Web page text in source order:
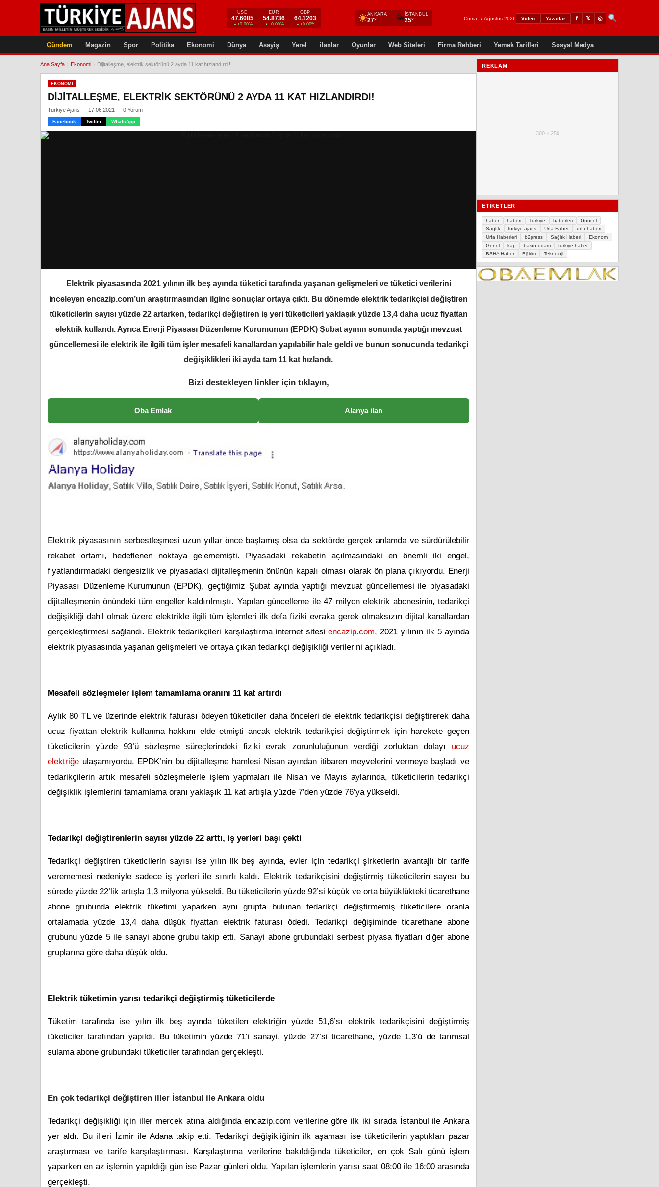
USD
47.6085
▲+0.00%
EUR
54.8736
▲+0.00%
GBP
64.1203
▲+0.00%
ANKARA
27° 🌤 İSTANBUL
25° Cuma, 7 Ağustos 2026 Video Yazarlar f 𝕏 ◎
Gündem Magazin Spor Politika Ekonomi Dünya Asayiş Yerel ilanlar Oyunlar Web Siteleri Firma Rehberi Yemek Tarifleri Sosyal Medya
Ana Sayfa Ekonomi Dijitalleşme, elektrik sektörünü 2 ayda 11 kat hızlandırdı!
EKONOMI
DIJITALLEŞME, ELEKTRIK SEKTÖRÜNÜ 2 AYDA 11 KAT HIZLANDIRDI!
Türkiye Ajans 17.06.2021 0 Yorum
Facebook Twitter WhatsApp
Elektrik piyasasında 2021 yılının ilk beş ayında tüketici tarafında yaşanan gelişmeleri ve tüketici verilerini
inceleyen encazip.com’un araştırmasından ilginç sonuçlar ortaya çıktı. Bu dönemde elektrik tedarikçisi değiştiren
tüketicilerin sayısı yüzde 22 artarken, tedarikçi değiştiren iş yeri tüketicileri yaklaşık yüzde 13,4 daha ucuz fiyattan
elektrik kullandı. Ayrıca Enerji Piyasası Düzenleme Kurumunun (EPDK) Şubat ayının sonunda yaptığı mevzuat
güncellemesi ile elektrik ile ilgili tüm işler mesafeli kanallardan yapılabilir hale geldi ve bunun sonucunda tedarikçi
değişiklikleri iki ayda tam 11 kat hızlandı.
Bizi destekleyen linkler için tıklayın,
Oba Emlak Alanya ilan
Elektrik piyasasının serbestleşmesi uzun yıllar önce başlamış olsa da sektörde gerçek anlamda ve sürdürülebilir
rekabet ortamı, hedeflenen noktaya gelememişti. Piyasadaki rekabetin açılmasındaki en önemli iki engel,
fiyatlandırmadaki dengesizlik ve piyasadaki dijitalleşmenin önünün kapalı olması olarak ön plana çıkıyordu. Enerji
Piyasası Düzenleme Kurumunun (EPDK), geçtiğimiz Şubat ayında yaptığı mevzuat güncellemesi ile piyasadaki
dijitalleşmenin önündeki tüm engeller kaldırılmıştı. Yapılan güncelleme ile 47 milyon elektrik abonesinin, tedarikçi
değişikliği dahil olmak üzere elektrikle ilgili tüm işlemleri ilk defa fiziki evraka gerek olmaksızın dijital kanallardan
gerçekleştirmesi sağlandı. Elektrik tedarikçileri karşılaştırma internet sitesiencazip.com, 2021 yılının ilk 5 ayında
elektrik piyasasında yaşanan gelişmeleri ve ortaya çıkan tedarikçi değişikliği verilerini açıkladı.
Mesafeli sözleşmeler işlem tamamlama oranını 11 kat artırdı
Aylık 80 TL ve üzerinde elektrik faturası ödeyen tüketiciler daha önceleri de elektrik tedarikçisi değiştirerek daha
ucuz fiyattan elektrik kullanma hakkını elde etmişti ancak elektrik tedarikçisi değiştirmek için harekete geçen
tüketicilerin yüzde 93’ü sözleşme süreçlerindeki fiziki evrak zorunluluğunun verdiği zorluktan dolayı ucuz
elektriğe ulaşamıyordu. EPDK’nin bu dijitalleşme hamlesi Nisan ayından itibaren meyvelerini vermeye başladı ve
tedarikçilerin artık mesafeli sözleşmelerle işlem yapmaları ile Nisan ve Mayıs aylarında, tüketicilerin tedarikçi
değişiklik işlemlerini tamamlama oranı yaklaşık 11 kat artışla yüzde 7’den yüzde 76’ya yükseldi.
Tedarikçi değiştirenlerin sayısı yüzde 22 arttı, iş yerleri başı çekti
Tedarikçi değiştiren tüketicilerin sayısı ise yılın ilk beş ayında, evler için tedarikçi şirketlerin avantajlı bir tarife
verememesi nedeniyle sadece iş yerleri ile sınırlı kaldı. Elektrik tedarikçisini değiştirmiş tüketicilerin sayısı bu
sürede yüzde 22’lik artışla 1,3 milyona yükseldi. Bu tüketicilerin yüzde 92’si küçük ve orta büyüklükteki ticarethane
abone grubunda elektrik tüketimi yaparken aynı grupta bulunan tedarikçi değiştirmemiş tüketicilere oranla
ortalamada yüzde 13,4 daha düşük fiyattan elektrik faturası ödedi. Tedarikçi değişiminde ticarethane abone
grubunu yüzde 5 ile sanayi abone grubu takip etti. Sanayi abone grubundaki serbest piyasa fiyatları diğer abone
gruplarına göre daha düşük oldu.
Elektrik tüketimin yarısı tedarikçi değiştirmiş tüketicilerde
Tüketim tarafında ise yılın ilk beş ayında tüketilen elektriğin yüzde 51,6’sı elektrik tedarikçisini değiştirmiş
tüketiciler tarafından yapıldı. Bu tüketimin yüzde 71’i sanayi, yüzde 27’si ticarethane, yüzde 1,3’ü de tarımsal
sulama abone grubundaki tüketiciler tarafından gerçekleşti.
En çok tedarikçi değiştiren iller İstanbul ile Ankara oldu
Tedarikçi değişikliği için iller mercek atına aldığında encazip.com verilerine göre ilk iki sırada İstanbul ile Ankara
yer aldı. Bu illeri İzmir ile Adana takip etti. Tedarikçi değişikliğinin ilk aşaması ise tüketicilerin yaptıkları pazar
araştırması ve tarife karşılaştırması. Karşılaştırma verilerine bakıldığında tüketiciler, en çok Salı günü işlem
yaparken en az işlemin yapıldığı gün ise Pazar günleri oldu. Yapılan işlemlerin yarısı saat 08:00 ile 16:00 arasında
gerçekleşti.
REKLAM
300 × 250
ETIKETLER
haber haberi Türkiye haberleri
Güncel
Sağlık
türkiye ajans Urfa Haber
urfa haberi
Urfa Haberleri
b2press Sağlık Haberi
Ekonomi
Genel
kap basın odam
turkiye haber
BSHA Haber
Eğitim Teknoloji